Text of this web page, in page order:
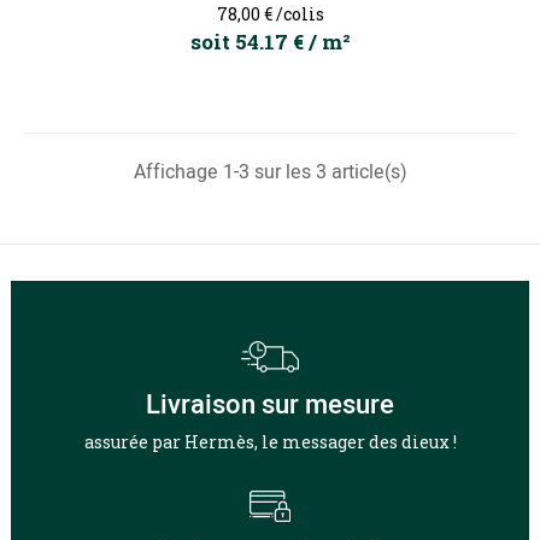
Prix
78,00 €/colis
soit 54.17 € / m²
Affichage 1-3 sur les 3 article(s)
Livraison sur mesure
assurée par Hermès, le messager des dieux !